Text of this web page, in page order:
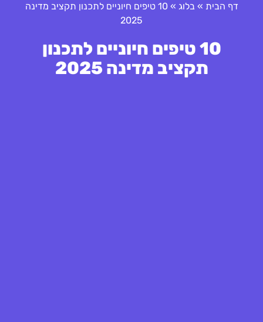
דף הבית »בלוג »
10 טיפים חיוניים לתכנון תקציב מדינה
2025
10 טיפים חיוניים לתכנון
תקציב מדינה 2025